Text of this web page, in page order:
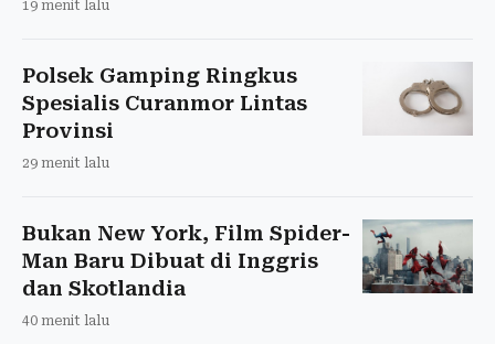
19 menit lalu
Polsek Gamping Ringkus
Spesialis Curanmor Lintas
Provinsi
29 menit lalu
Bukan New York, Film Spider-
Man Baru Dibuat di Inggris
dan Skotlandia
40 menit lalu